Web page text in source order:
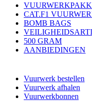
CAT.F1
BOMB BAGS
500 GRAM
AANBIEDINGEN
Vuurwerk bestellen
Vuurwerk afhalen
Vuurwerkbonnen